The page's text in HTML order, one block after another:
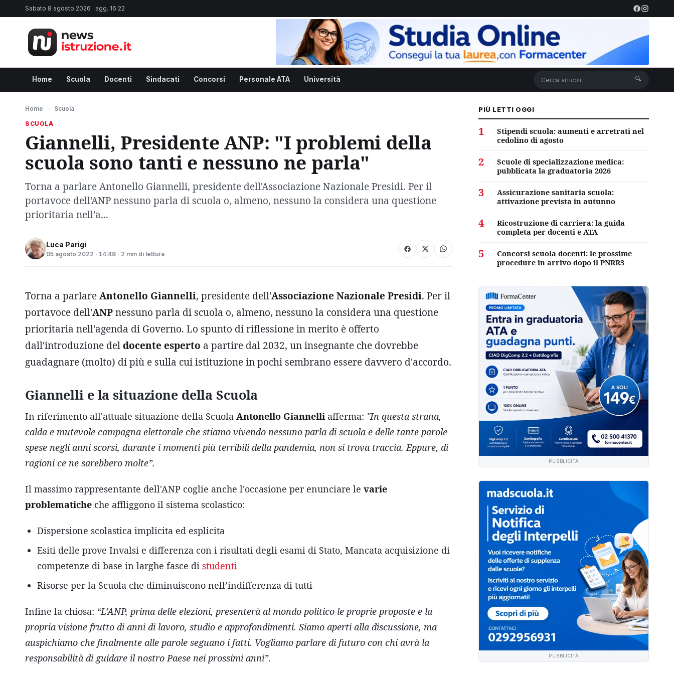
Sabato 8 agosto 2026 · agg. 16:22
Home Scuola Docenti Sindacati Concorsi Personale ATA Università 🔍
Home › Scuola
SCUOLA
Giannelli, Presidente ANP: "I problemi della
scuola sono tanti e nessuno ne parla"
Torna a parlare Antonello Giannelli, presidente dell'Associazione Nazionale Presidi. Per il
portavoce dell'ANP nessuno parla di scuola o, almeno, nessuno la considera una questione
prioritaria nell'a...
Luca Parigi
05 agosto 2022 · 14:48 · 2 min di lettura
Torna a parlareAntonello Giannelli, presidente dell'Associazione Nazionale Presidi. Per il
portavoce dell'ANPnessuno parla di scuola o, almeno, nessuno la considera una questione
prioritaria nell'agenda di Governo. Lo spunto di riflessione in merito è offerto
dall'introduzione deldocente esperto a partire dal 2032, un insegnante che dovrebbe
guadagnare (molto) di più e sulla cui istituzione in pochi sembrano essere davvero d'accordo.
Giannelli e la situazione della Scuola
In riferimento all'attuale situazione della Scuola Antonello Giannelli afferma: "In questa strana,
calda e mutevole campagna elettorale che stiamo vivendo nessuno parla di scuola e delle tante parole
spese negli anni scorsi, durante i momenti più terribili della pandemia, non si trova traccia. Eppure, di
ragioni ce ne sarebbero molte”.
Il massimo rappresentante dell'ANP coglie anche l'occasione per enunciare le varie
problematiche che affliggono il sistema scolastico:
Dispersione scolastica implicita ed esplicita
Esiti delle prove Invalsi e differenza con i risultati degli esami di Stato, Mancata acquisizione di
competenze di base in larghe fasce di studenti
Risorse per la Scuola che diminuiscono nell’indifferenza di tutti
Infine la chiosa: “L’ANP, prima delle elezioni, presenterà al mondo politico le proprie proposte e la
propria visione frutto di anni di lavoro, studio e approfondimenti. Siamo aperti alla discussione, ma
auspichiamo che finalmente alle parole seguano i fatti. Vogliamo parlare di futuro con chi avrà la
responsabilità di guidare il nostro Paese nei prossimi anni”.
PIÙ LETTI OGGI
1
Stipendi scuola: aumenti e arretrati nel
cedolino di agosto
2
Scuole di specializzazione medica:
pubblicata la graduatoria 2026
3
Assicurazione sanitaria scuola:
attivazione prevista in autunno
4
Ricostruzione di carriera: la guida
completa per docenti e ATA
5
Concorsi scuola docenti: le prossime
procedure in arrivo dopo il PNRR3
PUBBLICITÀ
PUBBLICITÀ